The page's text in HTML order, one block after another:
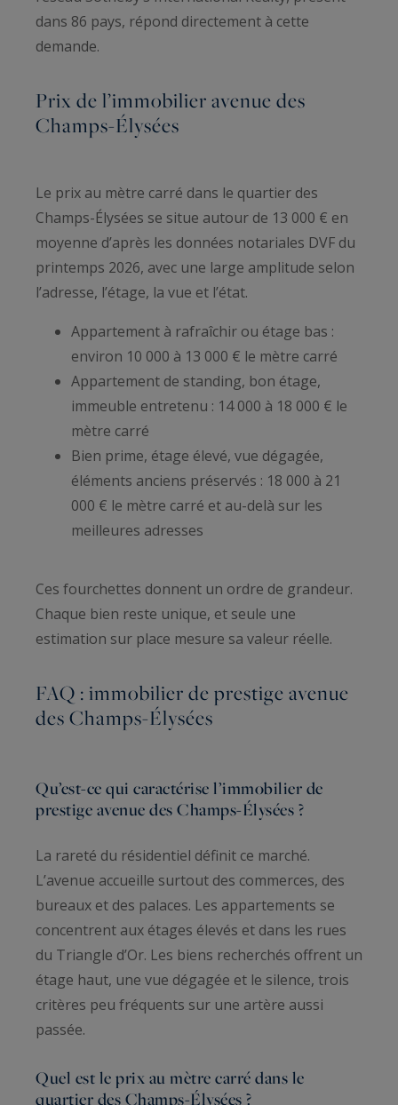
dans 86 pays, répond directement à cette
demande.
Prix de l’immobilier avenue des
Champs-Élysées
Le prix au mètre carré dans le quartier des
Champs-Élysées se situe autour de 13 000 € en
moyenne d’après les données notariales DVF du
printemps 2026, avec une large amplitude selon
l’adresse, l’étage, la vue et l’état.
Appartement à rafraîchir ou étage bas :
environ 10 000 à 13 000 € le mètre carré
Appartement de standing, bon étage,
immeuble entretenu : 14 000 à 18 000 € le
mètre carré
Bien prime, étage élevé, vue dégagée,
éléments anciens préservés : 18 000 à 21
000 € le mètre carré et au-delà sur les
meilleures adresses
Ces fourchettes donnent un ordre de grandeur.
Chaque bien reste unique, et seule une
estimation sur place mesure sa valeur réelle.
FAQ : immobilier de prestige avenue
des Champs-Élysées
Qu’est-ce qui caractérise l’immobilier de
prestige avenue des Champs-Élysées ?
La rareté du résidentiel définit ce marché.
L’avenue accueille surtout des commerces, des
bureaux et des palaces. Les appartements se
concentrent aux étages élevés et dans les rues
du Triangle d’Or. Les biens recherchés offrent un
étage haut, une vue dégagée et le silence, trois
critères peu fréquents sur une artère aussi
passée.
Quel est le prix au mètre carré dans le
quartier des Champs-Élysées ?